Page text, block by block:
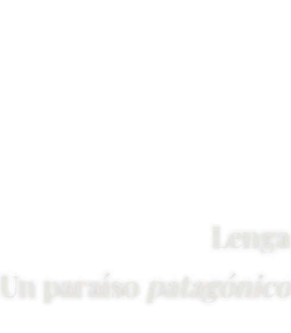
Lenga
Un paraíso patagónico